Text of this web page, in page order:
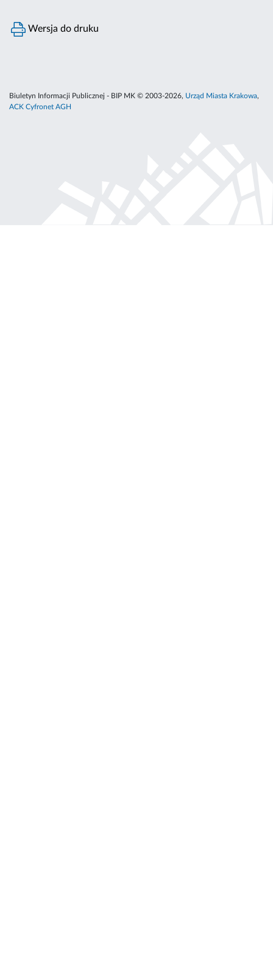
Wersja do druku
Biuletyn Informacji Publicznej - BIP MK © 2003-2026, Urząd Miasta Krakowa,
ACK Cyfronet AGH